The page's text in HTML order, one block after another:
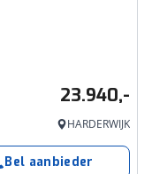
23.940,-
HARDERWIJK
Bel aanbieder